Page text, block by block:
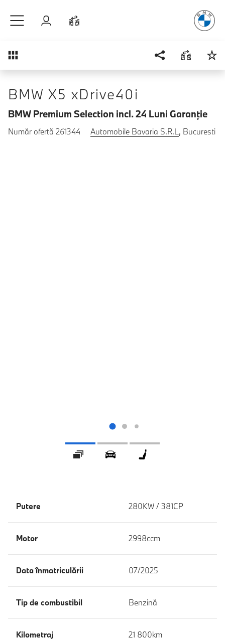
Autentificare
Prezentare generală
BMW X5 xDrive40i
BMW Premium Selection incl. 24 Luni Garanţie
Număr ofertă 261344 Automobile Bavaria S.R.L, Bucuresti
Galerie 360 ° Exterior
Putere 280KW / 381CP
Motor 2998ccm
Data înmatriculării 07/2025
Tip de combustibil Benzină
Kilometraj 21 800km